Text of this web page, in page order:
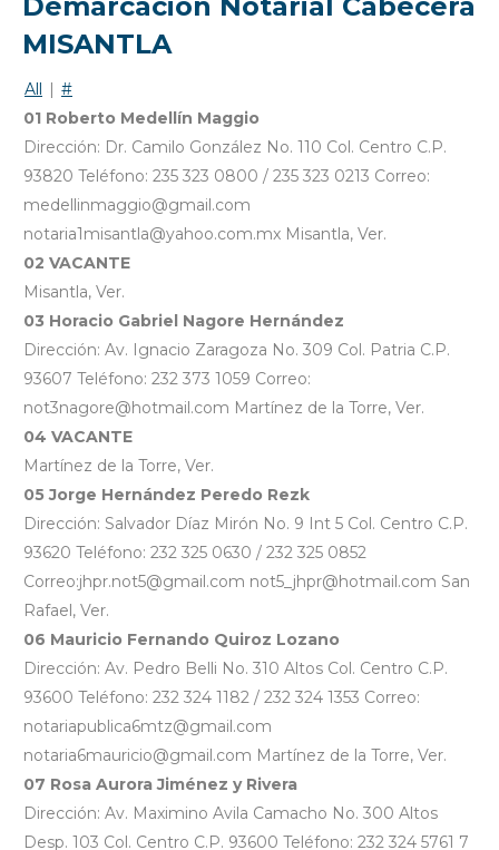
MISANTLA
All | #
01 Roberto Medellín Maggio
Dirección: Dr. Camilo González No. 110 Col. Centro C.P.
93820 Teléfono: 235 323 0800 / 235 323 0213 Correo:
medellinmaggio@gmail.com
notaria1misantla@yahoo.com.mx Misantla, Ver.
02 VACANTE
Misantla, Ver.
03 Horacio Gabriel Nagore Hernández
Dirección: Av. Ignacio Zaragoza No. 309 Col. Patria C.P.
93607 Teléfono: 232 373 1059 Correo:
not3nagore@hotmail.com Martínez de la Torre, Ver.
04 VACANTE
Martínez de la Torre, Ver.
05 Jorge Hernández Peredo Rezk
Dirección: Salvador Díaz Mirón No. 9 Int 5 Col. Centro C.P.
93620 Teléfono: 232 325 0630 / 232 325 0852
Correo:jhpr.not5@gmail.com not5_jhpr@hotmail.com San
Rafael, Ver.
06 Mauricio Fernando Quiroz Lozano
Dirección: Av. Pedro Belli No. 310 Altos Col. Centro C.P.
93600 Teléfono: 232 324 1182 / 232 324 1353 Correo:
notariapublica6mtz@gmail.com
notaria6mauricio@gmail.com Martínez de la Torre, Ver.
07 Rosa Aurora Jiménez y Rivera
Dirección: Av. Maximino Avila Camacho No. 300 Altos
Desp. 103 Col. Centro C.P. 93600 Teléfono: 232 324 5761 7